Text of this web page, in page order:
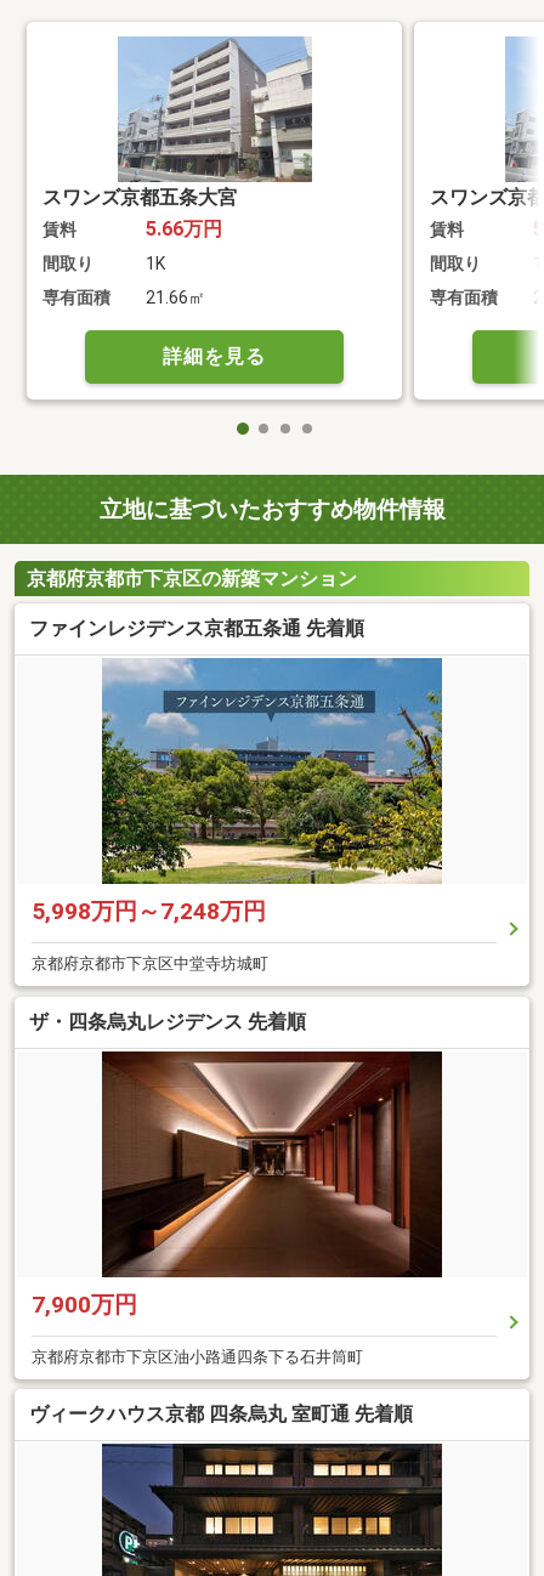
スワンズ京都五条大宮
賃料 5.66万円
間取り
1K
専有面積
21.66㎡
詳細を見る
スワンズ京
賃料
間取り
専有面積
立地に基づいたおすすめ物件情報
京都府京都市下京区の新築マンション
ファインレジデンス京都五条通 先着順
5,998万円～7,248万円
京都府京都市下京区中堂寺坊城町
ザ・四条烏丸レジデンス 先着順
7,900万円
京都府京都市下京区油小路通四条下る石井筒町
ヴィークハウス京都 四条烏丸 室町通 先着順